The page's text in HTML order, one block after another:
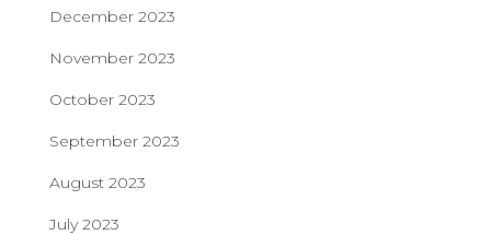
December 2023
November 2023
October 2023
September 2023
August 2023
July 2023